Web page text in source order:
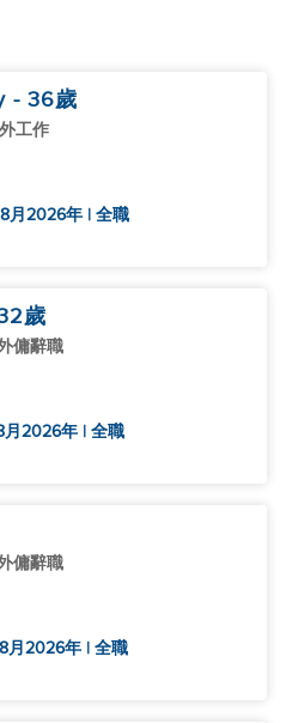
- 36歲
工作
月2026年 | 全職
歲
傭辭職
月2026年 | 全職
傭辭職
月2026年 | 全職